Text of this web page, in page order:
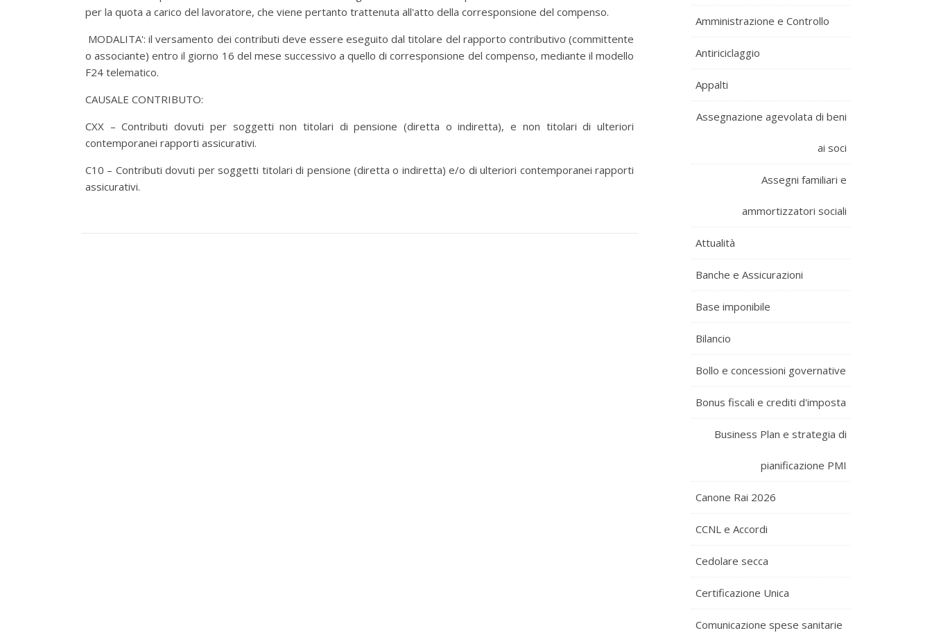
per la quota a carico del lavoratore, che viene pertanto trattenuta all'atto della corresponsione del compenso.
MODALITA': il versamento dei contributi deve essere eseguito dal titolare del rapporto contributivo (committente
o associante) entro il giorno 16 del mese successivo a quello di corresponsione del compenso, mediante il modello
F24 telematico.
CAUSALE CONTRIBUTO:
CXX – Contributi dovuti per soggetti non titolari di pensione (diretta o indiretta), e non titolari di ulteriori
contemporanei rapporti assicurativi.
C10 – Contributi dovuti per soggetti titolari di pensione (diretta o indiretta) e/o di ulteriori contemporanei rapporti
assicurativi.
Amministrazione e Controllo
Antiriciclaggio
Appalti
Assegnazione agevolata di beni
ai soci
Assegni familiari e
ammortizzatori sociali
Attualità
Banche e Assicurazioni
Base imponibile
Bilancio
Bollo e concessioni governative
Bonus fiscali e crediti d'imposta
Business Plan e strategia di
pianificazione PMI
Canone Rai 2026
CCNL e Accordi
Cedolare secca
Certificazione Unica
Comunicazione spese sanitarie